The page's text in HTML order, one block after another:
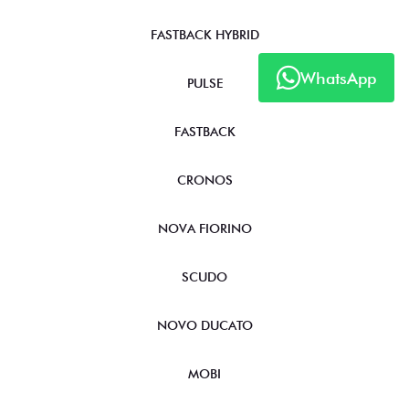
WhatsApp
FASTBACK HYBRID
PULSE
FASTBACK
CRONOS
NOVA FIORINO
SCUDO
NOVO DUCATO
MOBI